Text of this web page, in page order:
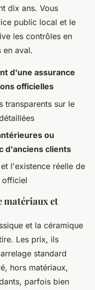
dix ans. Vous
public local et le
les contrôles en
en aval.
d'une assurance
officielles
transparents sur le
ou
d'anciens clients
l'existence réelle de
officiel
matériaux et
et la céramique
Les prix, ils
standard
hors matériaux,
parfois bien